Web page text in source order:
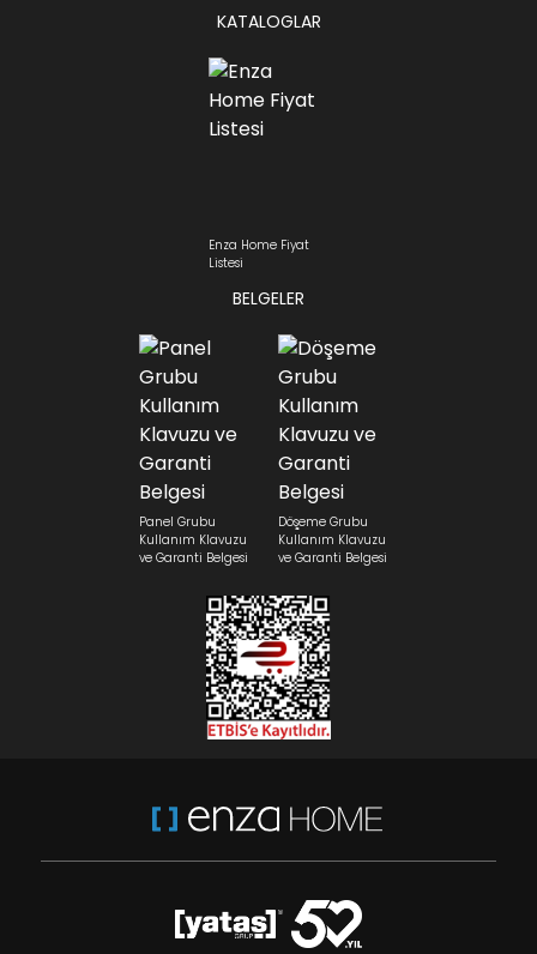
KATALOGLAR
Enza Home Fiyat
Listesi
BELGELER
Panel Grubu
Kullanım Klavuzu
ve Garanti Belgesi
Döşeme Grubu
Kullanım Klavuzu
ve Garanti Belgesi